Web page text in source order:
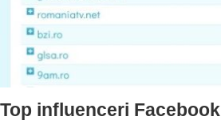
Top influenceri Facebook